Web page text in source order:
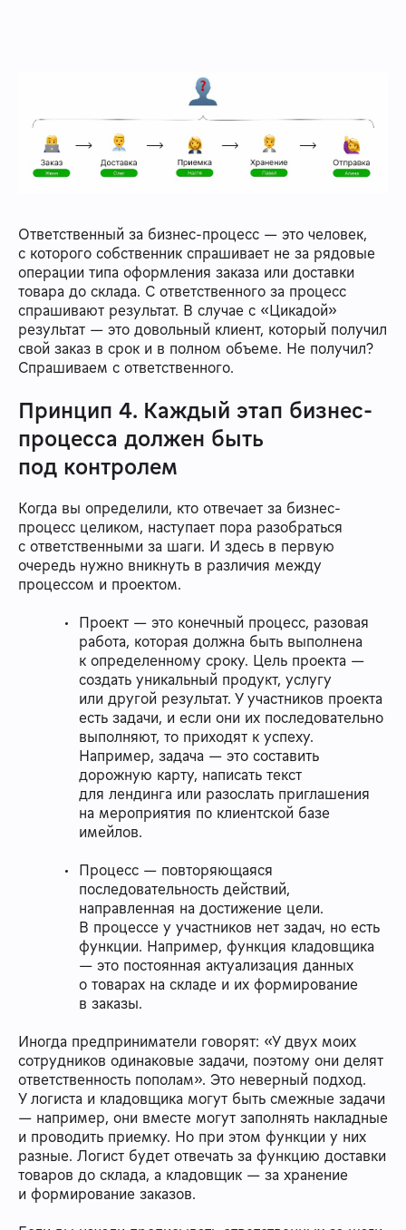
Ответственный за бизнес-процесс — это человек,
с которого собственник спрашивает не за рядовые
операции типа оформления заказа или доставки
товара до склада. С ответственного за процесс
спрашивают результат. В случае с «Цикадой»
результат — это довольный клиент, который получил
свой заказ в срок и в полном объеме. Не получил?
Спрашиваем с ответственного.
Принцип 4. Каждый этап бизнес-
процесса должен быть
под контролем
Когда вы определили, кто отвечает за бизнес-
процесс целиком, наступает пора разобраться
с ответственными за шаги. И здесь в первую
очередь нужно вникнуть в различия между
процессом и проектом.
Проект — это конечный процесс, разовая
работа, которая должна быть выполнена
к определенному сроку. Цель проекта —
создать уникальный продукт, услугу
или другой результат. У участников проекта
есть задачи, и если они их последовательно
выполняют, то приходят к успеху.
Например, задача — это составить
дорожную карту, написать текст
для лендинга или разослать приглашения
на мероприятия по клиентской базе
имейлов.
Процесс — повторяющаяся
последовательность действий,
направленная на достижение цели.
В процессе у участников нет задач, но есть
функции. Например, функция кладовщика
— это постоянная актуализация данных
о товарах на складе и их формирование
в заказы.
Иногда предприниматели говорят: «У двух моих
сотрудников одинаковые задачи, поэтому они делят
ответственность пополам». Это неверный подход.
У логиста и кладовщика могут быть смежные задачи
— например, они вместе могут заполнять накладные
и проводить приемку. Но при этом функции у них
разные. Логист будет отвечать за функцию доставки
товаров до склада, а кладовщик — за хранение
и формирование заказов.